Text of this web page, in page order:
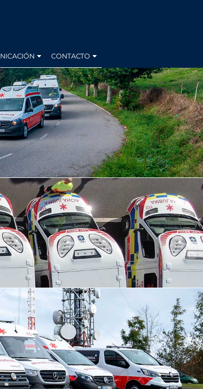
CONTACTO